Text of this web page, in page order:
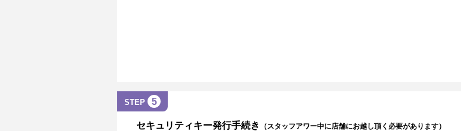
STEP 5
セキュリティキー発行手続き （スタッフアワー中に店舗にお越し頂く必要があります）